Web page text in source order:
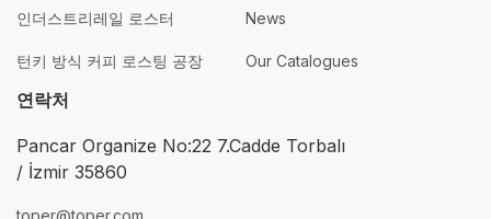
인더스트리레일 로스터
턴키 방식 커피 로스팅 공장
News
Our Catalogues
연락처
Pancar Organize No:22 7.Cadde Torbalı
/ İzmir 35860
toper@toper.com